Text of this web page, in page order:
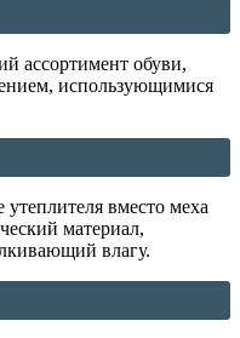
ассортимент обуви,
использующимися
вместо меха
материал,
влагу.